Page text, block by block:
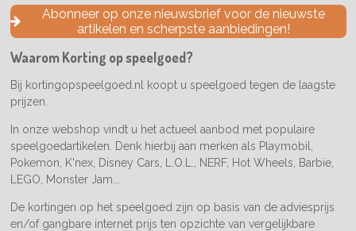
e
o
k
t
a
g
a
m
T
o
k
Abonneer op onze nieuwsbrief voor de nieuwste
artikelen en scherpste aanbiedingen!
Waarom Korting op speelgoed?
Bij kortingopspeelgoed.nl koopt u speelgoed tegen de laagste
prijzen.
In onze webshop vindt u het actueel aanbod met populaire
speelgoedartikelen. Denk hierbij aan merken als Playmobil,
Pokemon, K'nex, Disney Cars, L.O.L., NERF, Hot Wheels, Barbie,
LEGO, Monster Jam...
De kortingen op het speelgoed zijn op basis van de adviesprijs
en/of gangbare internet prijs ten opzichte van vergelijkbare